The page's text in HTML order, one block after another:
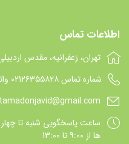
اطلاعات تماس
تهران، زعفرانیه، مقدس
شماره تماس 021۲۶۳۵۵۸۲۸ واتساپ 09339813193
ها از 9:00 تا 13:00